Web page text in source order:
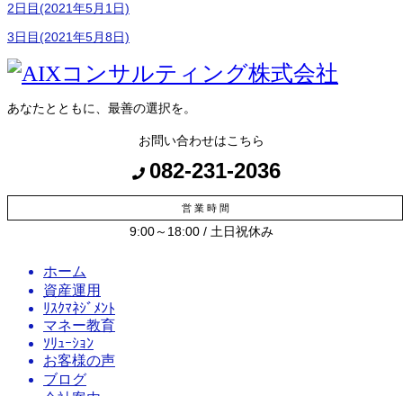
2日目(2021年5月1日)
3日目(2021年5月8日)
あなたとともに、最善の選択を。
お問い合わせはこちら
082-231-2036
営 業 時 間
9:00～18:00 / 土日祝休み
ホーム
資産運用
ﾘｽｸﾏﾈｼﾞﾒﾝﾄ
マネー教育
ｿﾘｭｰｼｮﾝ
お客様の声
ブログ